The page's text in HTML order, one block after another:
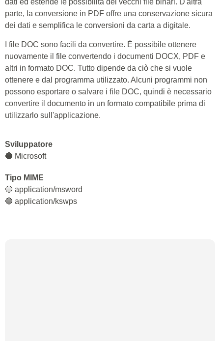
dati ed estende le possibilità dei vecchi file binari. D'altra
parte, la conversione in PDF offre una conservazione sicura
dei dati e semplifica le conversioni da carta a digitale.
I file DOC sono facili da convertire. È possibile ottenere
nuovamente il file convertendo i documenti DOCX, PDF e
altri in formato DOC. Tutto dipende da ciò che si vuole
ottenere e dal programma utilizzato. Alcuni programmi non
possono esportare o salvare i file DOC, quindi è necessario
convertire il documento in un formato compatibile prima di
utilizzarlo sull'applicazione.
Sviluppatore
🔵 Microsoft
Tipo MIME
🔵 application/msword
🔵 application/kswps